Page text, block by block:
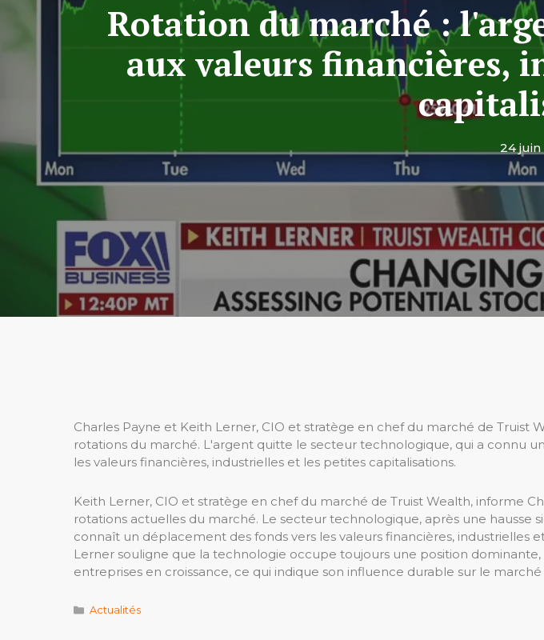
Rotation du marché :
aux valeurs financières,
24 juin
Charles Payne et Keith Lerner, CIO et stratège en chef du marché de Truist
rotations du marché. L'argent quitte le secteur technologique, qui a connu
les valeurs financières, industrielles et les petites capitalisations.
Keith Lerner, CIO et stratège en chef du marché de Truist Wealth, informe
rotations actuelles du marché. Le secteur technologique, après une hausse
connaît un déplacement des fonds vers les valeurs financières, industrielles
Lerner souligne que la technologie occupe toujours une position
entreprises en croissance, ce qui indique son influence durable sur le marché
Catégories
Actualités